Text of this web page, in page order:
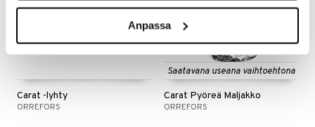
Anpassa
Carat -lyhty
ORREFORS
Saatavana useana vaihtoehtona
Carat Pyöreä Maljakko
ORREFORS